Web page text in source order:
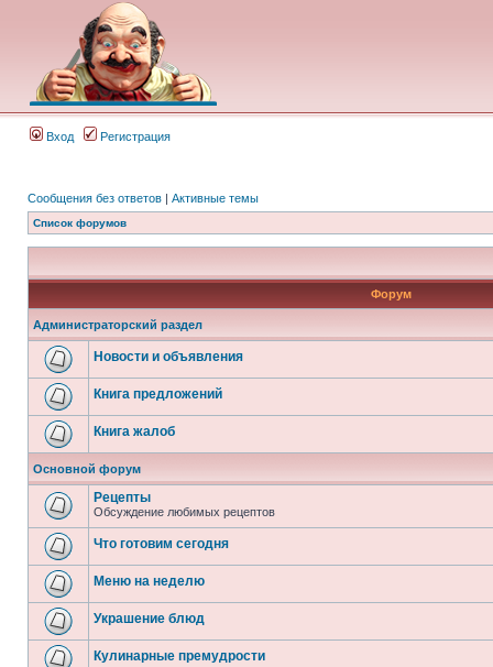
Вход Регистрация
Сообщения без ответов | Активные темы
Список форумов
Форум
Администраторский раздел
Новости и объявления
Книга предложений
Книга жалоб
Основной форум
Рецепты
Обсуждение любимых рецептов
Что готовим сегодня
Меню на неделю
Украшение блюд
Кулинарные премудрости